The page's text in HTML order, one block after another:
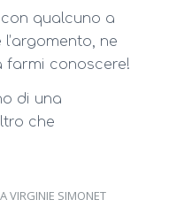
qualcuno a
ne
farmi conoscere!
di una
che
VIRGINIE SIMONET